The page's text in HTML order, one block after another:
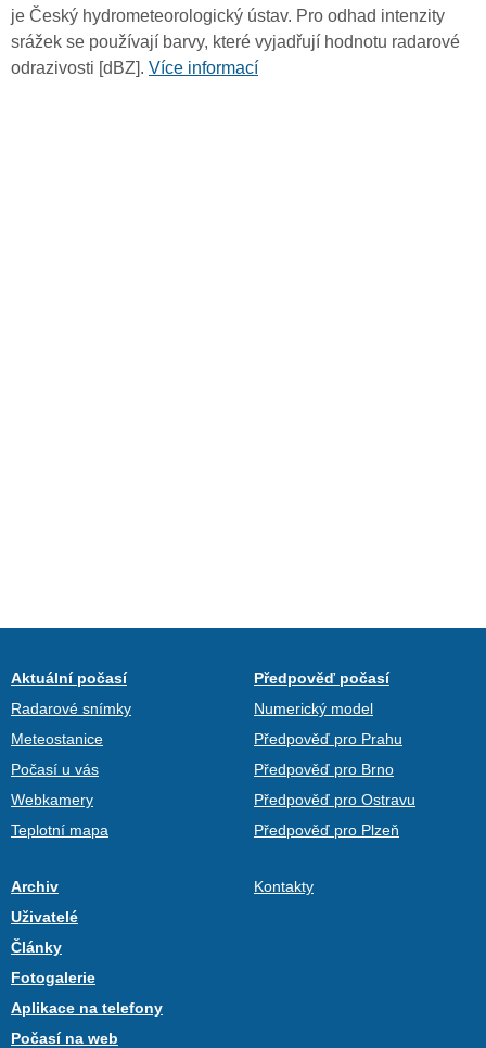
je Český hydrometeorologický ústav. Pro odhad intenzity
srážek se používají barvy, které vyjadřují hodnotu radarové
odrazivosti [dBZ]. Více informací
Aktuální počasí
Radarové snímky
Meteostanice
Počasí u vás
Webkamery
Teplotní mapa
Předpověď počasí
Numerický model
Předpověď pro Prahu
Předpověď pro Brno
Předpověď pro Ostravu
Předpověď pro Plzeň
Archiv
Uživatelé
Články
Fotogalerie
Aplikace na telefony
Počasí na web
Kontakty